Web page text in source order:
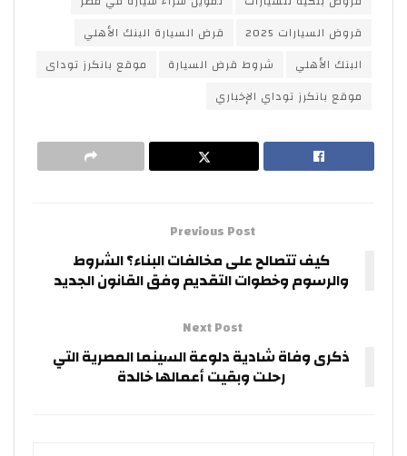
قروض السيارات 2025
قرض السيارة البنك الأهلي
البنك الأهلي
شروط قرض السيارة
موقع بانكرز توداى
موقع بانكرز توداي الإخباري
Previous Post
كيف تتصالح على مخالفات البناء؟ الشروط
والرسوم وخطوات التقديم وفق القانون الجديد
Next Post
ذكرى وفاة شادية دلوعة السينما المصرية التي
رحلت وبقيت أعمالها خالدة